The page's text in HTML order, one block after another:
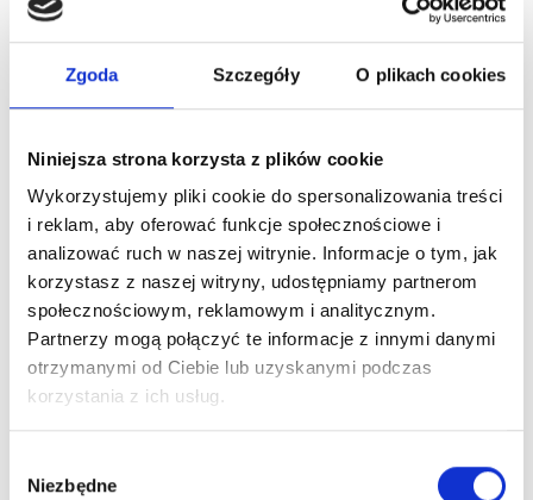
Zgoda Szczegóły O plikach cookies
Niniejsza strona korzysta z plików cookie
Wykorzystujemy pliki cookie do spersonalizowania treści
i reklam, aby oferować funkcje społecznościowe i
analizować ruch w naszej witrynie. Informacje o tym, jak
korzystasz z naszej witryny, udostępniamy partnerom
społecznościowym, reklamowym i analitycznym.
Partnerzy mogą połączyć te informacje z innymi danymi
otrzymanymi od Ciebie lub uzyskanymi podczas
korzystania z ich usług.
zgody
Niezbędne
* Wyrażam zgodę na otrzymywanie od Perfect Cleaning spółka
Pozostałewpisy